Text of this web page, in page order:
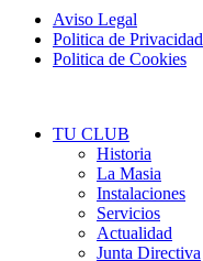
Aviso Legal
Politica de Privacidad
Politica de Cookies
TU CLUB
Historia
La Masia
Instalaciones
Servicios
Actualidad
Junta Directiva